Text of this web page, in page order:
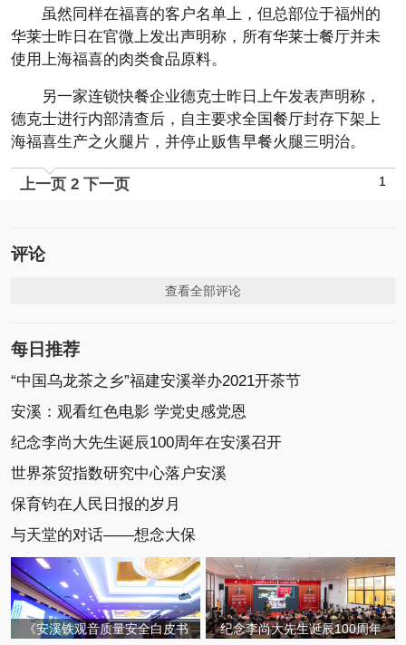
虽然同样在福喜的客户名单上，但总部位于福州的
华莱士昨日在官微上发出声明称，所有华莱士餐厅并未
使用上海福喜的肉类食品原料。
另一家连锁快餐企业德克士昨日上午发表声明称，
德克士进行内部清查后，自主要求全国餐厅封存下架上
海福喜生产之火腿片，并停止贩售早餐火腿三明治。
上一页 1
2 下一页
评论
查看全部评论
每日推荐
“中国乌龙茶之乡”福建安溪举办2021开茶节
安溪：观看红色电影 学党史感党恩
纪念李尚大先生诞辰100周年在安溪召开
世界茶贸指数研究中心落户安溪
保育钧在人民日报的岁月
与天堂的对话——想念大保
《安溪铁观音质量安全白皮书 纪念李尚大先生诞辰100周年